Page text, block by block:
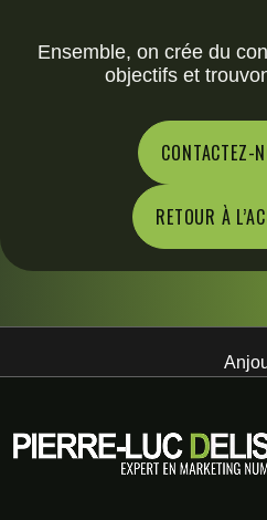
Ensemble, on crée du
objectifs et
CONTACTEZ-
RETOUR À
Anjou